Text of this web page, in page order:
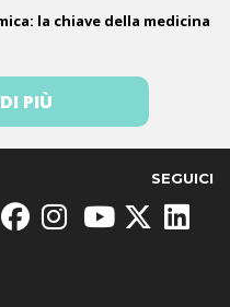
la chiave della medicina
PIÙ
SEGUICI